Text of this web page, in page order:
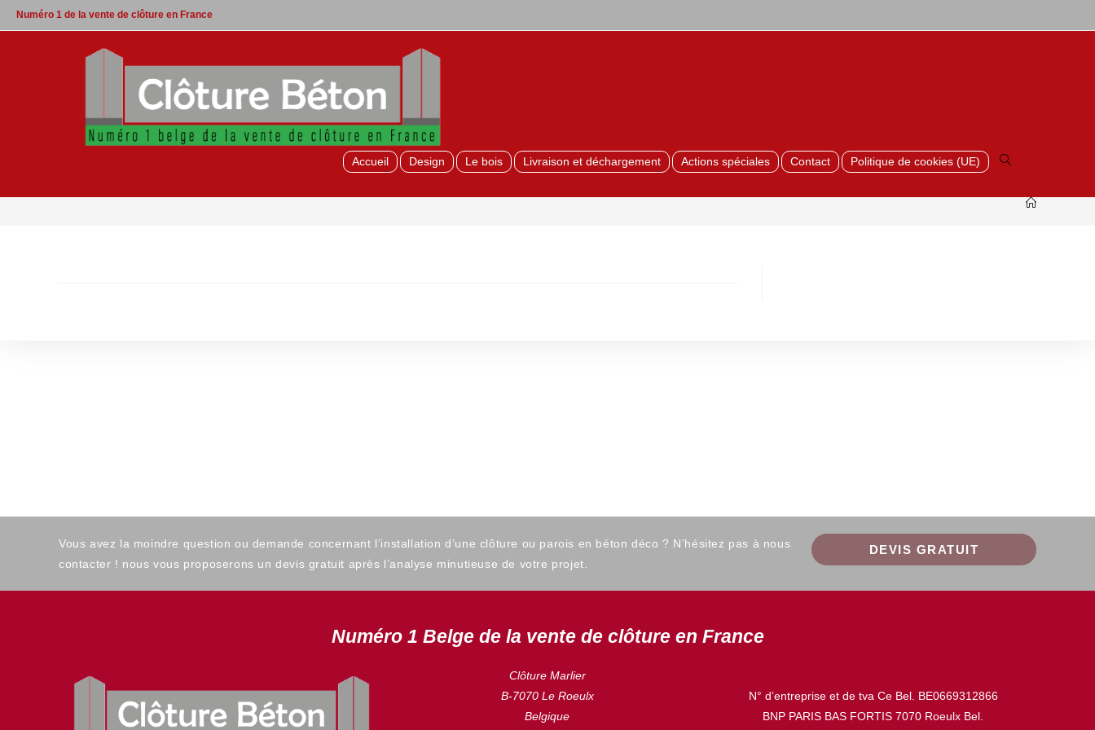
Skip
to
Numéro 1 de la vente de clôture en France
Accueil Design Le bois Livraison et déchargement Actions spéciales Contact Politique de cookies (UE)
Toggle
website
search
Vous avez la moindre question ou demande concernant l’installation d’une clôture ou parois en béton déco ? N’hésitez pas à nous
contacter ! nous vous proposerons un devis gratuit après l’analyse minutieuse de votre projet.
DEVIS GRATUIT
Numéro 1 Belge de la vente de clôture en France
Clôture Marlier
B-7070 Le Roeulx
Belgique
N° d’entreprise et de tva Ce Bel. BE0669312866
BNP PARIS BAS FORTIS 7070 Roeulx Bel.